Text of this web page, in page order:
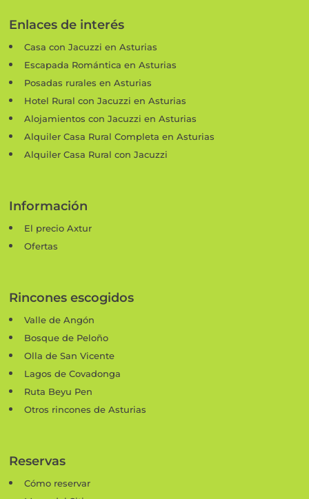
Enlaces de interés
Casa con Jacuzzi en Asturias
Escapada Romántica en Asturias
Posadas rurales en Asturias
Hotel Rural con Jacuzzi en Asturias
Alojamientos con Jacuzzi en Asturias
Alquiler Casa Rural Completa en Asturias
Alquiler Casa Rural con Jacuzzi
Información
El precio Axtur
Ofertas
Rincones escogidos
Valle de Angón
Bosque de Peloño
Olla de San Vicente
Lagos de Covadonga
Ruta Beyu Pen
Otros rincones de Asturias
Reservas
Cómo reservar